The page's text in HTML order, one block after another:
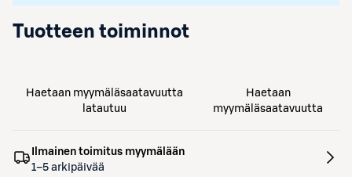
Tuotteen toiminnot
Haetaan myymäläsaatavuutta
latautuu
Haetaan
myymäläsaatavuutta
Ilmainen toimitus myymälään
1–5 arkipäivää